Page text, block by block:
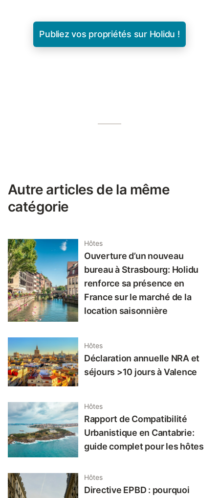
Publiez vos propriétés sur Holidu !
Autre articles de la même
catégorie
Hôtes
Ouverture d’un nouveau
bureau à Strasbourg: Holidu
renforce sa présence en
France sur le marché de la
location saisonnière
Hôtes
Déclaration annuelle NRA et
séjours >10 jours à Valence
Hôtes
Rapport de Compatibilité
Urbanistique en Cantabrie:
guide complet pour les hôtes
Hôtes
Directive EPBD : pourquoi